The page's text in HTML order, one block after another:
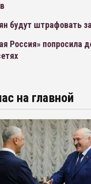
будут штрафовать
Россия» попросила
на главной